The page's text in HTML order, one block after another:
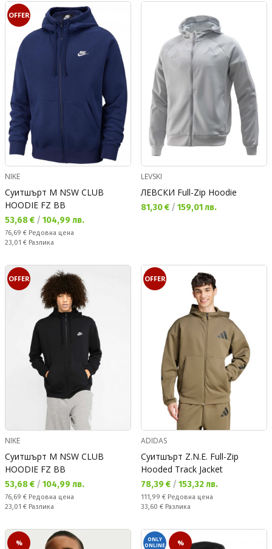
OFFER
NIKE
Суитшърт M NSW CLUB
HOODIE FZ BB
Текуща цена:
53,68 € / 104,99 лв.
Редовна цена:
76,69 € Редовна цена
Спестявате:
23,01 € Разлика
LEVSKI
ЛЕВСКИ Full-Zip Hoodie
Текуща цена:
81,30 € / 159,01 лв.
OFFER
NIKE
Суитшърт M NSW CLUB
HOODIE FZ BB
Текуща цена:
53,68 € / 104,99 лв.
Редовна цена:
76,69 € Редовна цена
Спестявате:
23,01 € Разлика
OFFER
ADIDAS
Суитшърт Z.N.E. Full-Zip
Hooded Track Jacket
Текуща цена:
78,39 € / 153,32 лв.
Редовна цена:
111,99 € Редовна цена
Спестявате:
33,60 € Разлика
%
ONLY
ONLINE
%